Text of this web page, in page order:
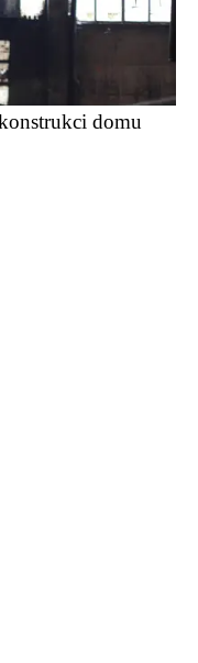
domu